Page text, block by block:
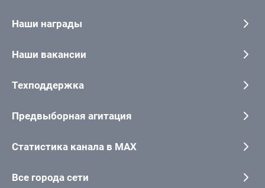
Наши награды
Наши вакансии
Техподдержка
Предвыборная агитация
Статистика канала в MAX
Все города сети